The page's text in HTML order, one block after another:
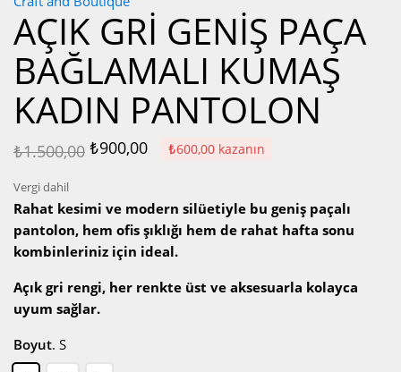
AÇIK GRI GENIŞ PAÇA
BAĞLAMALI KUMAŞ
KADIN PANTOLON
₺1.500,00 ₺900,00 ₺600,00 kazanın
Vergi dahil
Rahat kesimi ve modern silüetiyle bu geniş paçalı
pantolon, hem ofis şıklığı hem de rahat hafta sonu
kombinleriniz için ideal.
Açık gri rengi, her renkte üst ve aksesuarla kolayca
uyum sağlar.
Boyut. S